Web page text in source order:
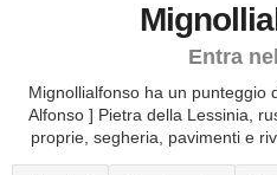
Entra
Mignollialfonso ha un punteggio
Alfonso ] Pietra della Lessinia,
proprie, segheria, pavimenti e